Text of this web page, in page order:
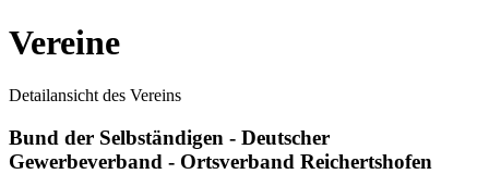
Vereine
Detailansicht des Vereins
Bund der Selbständigen - Deutscher
Gewerbeverband - Ortsverband Reichertshofen